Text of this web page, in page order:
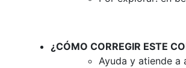
¿CÓMO CORREGIR ESTE
Ayuda y atiende a